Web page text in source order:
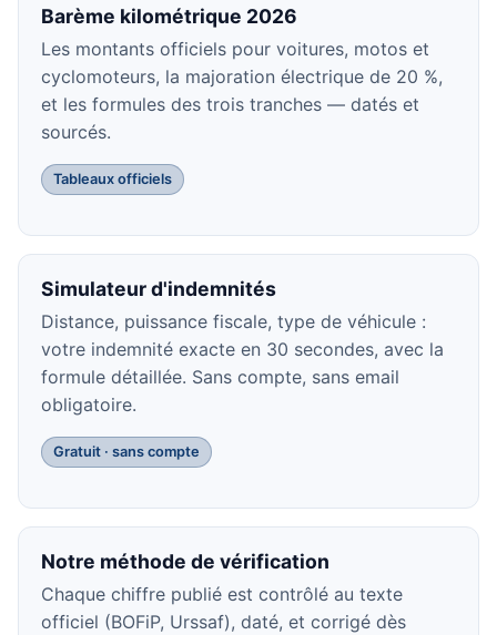
Barème kilométrique 2026
Les montants officiels pour voitures, motos et
cyclomoteurs, la majoration électrique de 20 %,
et les formules des trois tranches — datés et
sourcés.
Tableaux officiels
Simulateur d'indemnités
Distance, puissance fiscale, type de véhicule :
votre indemnité exacte en 30 secondes, avec la
formule détaillée. Sans compte, sans email
obligatoire.
Gratuit · sans compte
Notre méthode de vérification
Chaque chiffre publié est contrôlé au texte
officiel (BOFiP, Urssaf), daté, et corrigé dès